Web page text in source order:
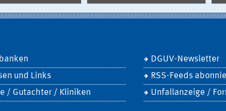
und Links
/ Gutachter / Kliniken
DGUV-Newsletter
RSS-Feeds
Unfallanzeige /